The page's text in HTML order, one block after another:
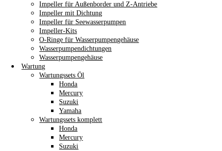
Impeller für Außenborder und Z-Antriebe
Impeller mit Dichtung
Impeller für Seewasserpumpen
Impeller-Kits
O-Ringe für Wasserpumpengehäuse
Wasserpumpendichtungen
Wasserpumpengehäuse
Wartung
Wartungssets Öl
Honda
Mercury
Suzuki
Yamaha
Wartungssets komplett
Honda
Mercury
Suzuki